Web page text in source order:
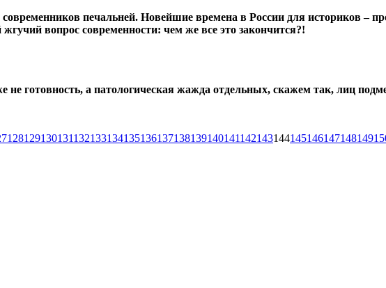
печальней. Новейшие времена в России для историков –
вопрос современности: чем же все это закончится?!
не готовность, а патологическая жажда отдельных, скажем так, лиц
128129130131132133134135136137138139140141142143144145146147148149